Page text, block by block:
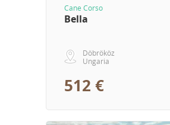
Cane Corso
Bella
Döbrököz
Ungaria
512 €